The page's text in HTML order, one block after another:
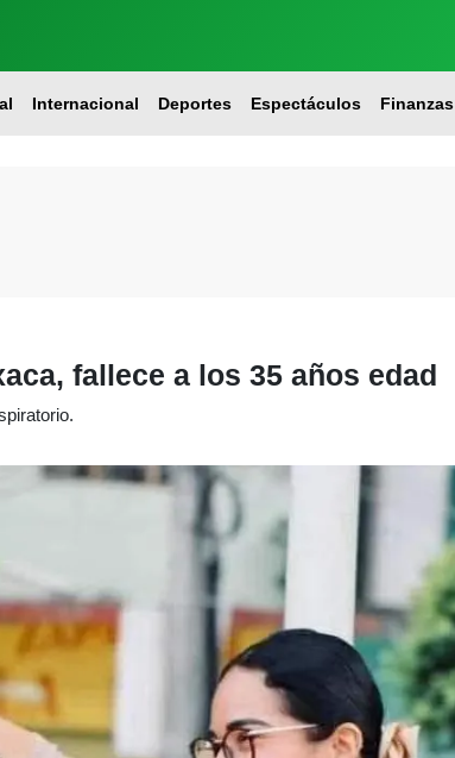
Internacional Deportes Espectáculos Finanzas
fallece a los 35 años edad